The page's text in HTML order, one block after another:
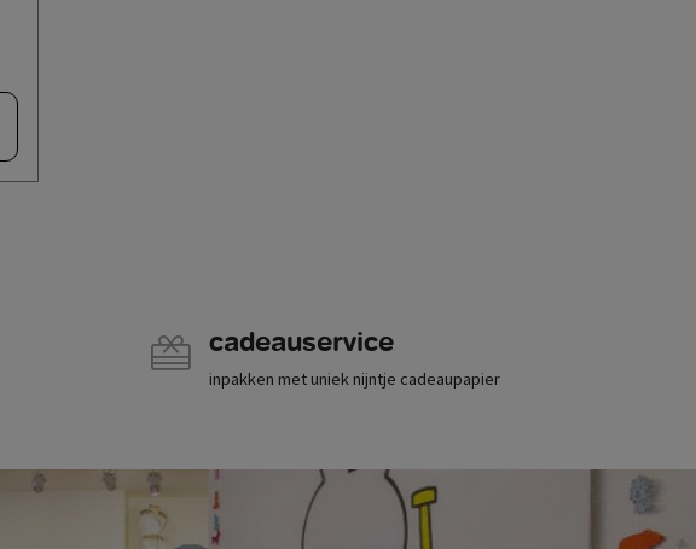
cadeauservice
inpakken met uniek nijntje cadeaupapier